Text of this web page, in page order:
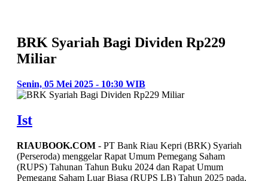
BRK Syariah Bagi Dividen Rp229
Miliar
Senin, 05 Mei 2025 - 10:30 WIB
Ist
RIAUBOOK.COM - PT Bank Riau Kepri (BRK) Syariah
(Perseroda) menggelar Rapat Umum Pemegang Saham
(RUPS) Tahunan Tahun Buku 2024 dan Rapat Umum
Pemegang Saham Luar Biasa (RUPS LB) Tahun 2025 pada,